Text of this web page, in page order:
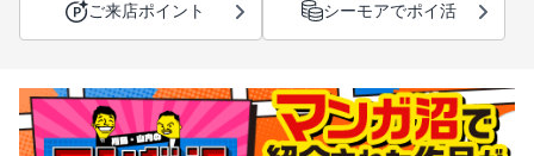
ご来店ポイント シーモアでポイ活